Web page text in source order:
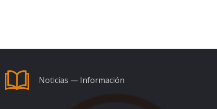
Noticias — Información